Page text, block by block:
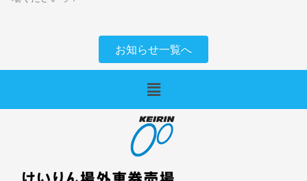
お知らせ一覧へ
メ
ニ
ュ
ー